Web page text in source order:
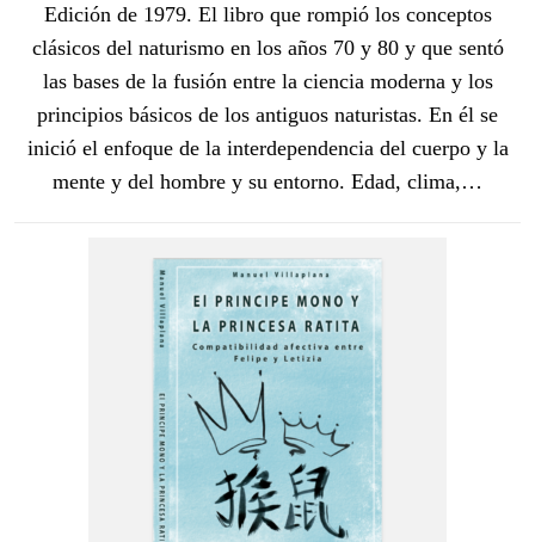
Edición de 1979. El libro que rompió los conceptos
clásicos del naturismo en los años 70 y 80 y que sentó
las bases de la fusión entre la ciencia moderna y los
principios básicos de los antiguos naturistas. En él se
inició el enfoque de la interdependencia del cuerpo y la
mente y del hombre y su entorno. Edad, clima,…